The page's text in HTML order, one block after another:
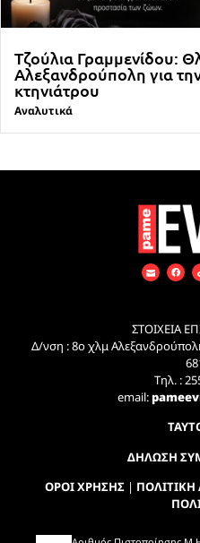
Τζούλια Γραμμενίδου:
Αλεξανδρούπολη για
κτηνιάτρου
Αναλυτικά
ΣΤΟΙΧΕΙΑ
Δ/νση : 8ο χλμ
Τηλ. :
email:
ΔΗΛΩΣΗ
ΟΡΟΙ ΧΡΗΣΗΣ|